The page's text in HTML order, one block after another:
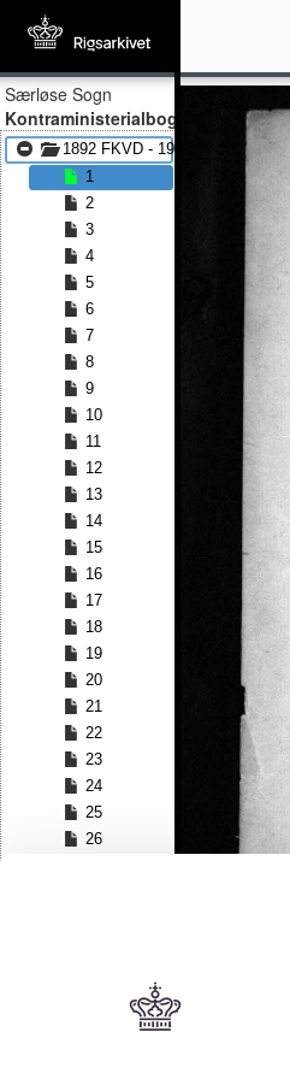
Særløse Sogn
Kontraministerialbog
1892 FKVD - 1924 FKVD
1
2
3
4
5
6
7
8
9
10
11
12
13
14
15
16
17
18
19
20
21
22
23
24
25
26